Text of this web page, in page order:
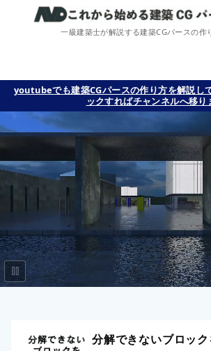
テ
ツ
へ
一級建築士が解説する建築CGパースの作
youtubeでも建築CGパースの作り方を解説し
ックすればチャンネルへ移り
分解できないブロッ